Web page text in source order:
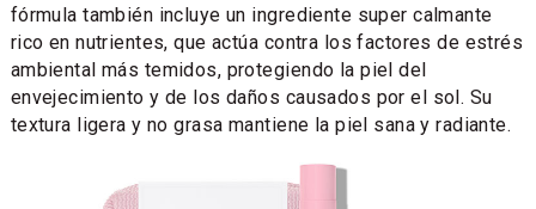
fórmula también incluye un ingrediente super calmante
rico en nutrientes, que actúa contra los factores de estrés
ambiental más temidos, protegiendo la piel del
envejecimiento y de los daños causados por el sol. Su
textura ligera y no grasa mantiene la piel sana y radiante.